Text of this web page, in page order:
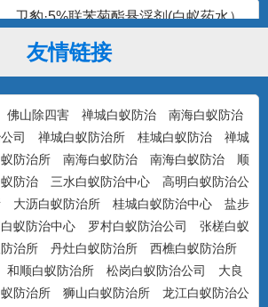
卫豹·5%联苯菊酯悬浮剂(白蚁药水）
驱避性剂型，无刺激气味，可杀可防，具
有驱避和触杀作用...
康宇·白浪15%吡虫啉悬浮剂（白蚁
药）
防治对象：装修预防、活蚁杀灭、树木防
治...
美国百户泰2.5%联苯菊酯悬浮剂
产品特点：美国富美实公司出品，无刺激
气味，可杀可防，具有驱避...
友情链接
佛山除四害 禅城白蚁防治
南海白蚁防治
司 禅城白蚁防治所 桂城白蚁防治
禅城
防治所 南海白蚁防治 南海白蚁防治
顺
防治 三水白蚁防治中心
高明白蚁防治公
大沥白蚁防治所 桂城白蚁防治中心
盐步
蚁防治中心 罗村白蚁防治公司
张槎白蚁
治所 丹灶白蚁防治所
西樵白蚁防治所
和顺白蚁防治所 松岗白蚁防治公司
大良
防治所 狮山白蚁防治所
龙江白蚁防治公